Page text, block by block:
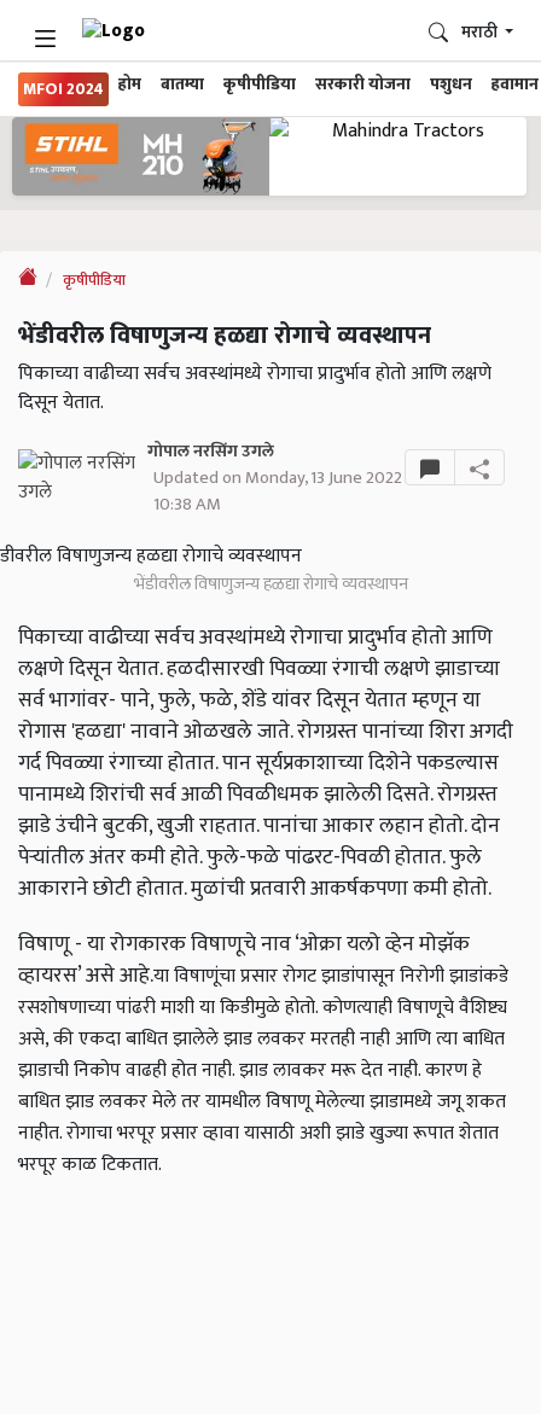
MFOI 2024 होम बातम्या कृषीपीडिया सरकारी योजना पशुधन हवामान
मराठी
कृषीपीडिया
भेंडीवरील विषाणुजन्य हळद्या रोगाचे व्यवस्थापन
पिकाच्या वाढीच्या सर्वच अवस्थांमध्ये रोगाचा प्रादुर्भाव होतो आणि लक्षणे
दिसून येतात.
गोपाल नरसिंग उगले
Updated on Monday, 13 June 2022
10:38 AM
भेंडीवरील विषाणुजन्य हळद्या रोगाचे व्यवस्थापन
पिकाच्या वाढीच्या सर्वच अवस्थांमध्ये रोगाचा प्रादुर्भाव होतो आणि
लक्षणे दिसून येतात. हळदीसारखी पिवळ्या रंगाची लक्षणे झाडाच्या
सर्व भागांवर- पाने, फुले, फळे, शेंडे यांवर दिसून येतात म्हणून या
रोगास 'हळद्या' नावाने ओळखले जाते. रोगग्रस्त पानांच्या शिरा अगदी
गर्द पिवळ्या रंगाच्या होतात. पान सूर्यप्रकाशाच्या दिशेने पकडल्यास
पानामध्ये शिरांची सर्व आळी पिवळीधमक झालेली दिसते. रोगग्रस्त
झाडे उंचीने बुटकी, खुजी राहतात. पानांचा आकार लहान होतो. दोन
पेर्‍यांतील अंतर कमी होते. फुले-फळे पांढरट-पिवळी होतात. फुले
आकाराने छोटी होतात. मुळांची प्रतवारी आकर्षकपणा कमी होतो.
विषाणू - या रोगकारक विषाणूचे नाव ‘ओक्रा यलो व्हेन मोझॅक
व्हायरस’ असे आहे.या विषाणूंचा प्रसार रोगट झाडांपासून निरोगी झाडांकडे
रसशोषणाच्या पांढरी माशी या किडीमुळे होतो. कोणत्याही विषाणूचे वैशिष्ट्य
असे, की एकदा बाधित झालेले झाड लवकर मरतही नाही आणि त्या बाधित
झाडाची निकोप वाढही होत नाही. झाड लावकर मरू देत नाही. कारण हे
बाधित झाड लवकर मेले तर यामधील विषाणू मेलेल्या झाडामध्ये जगू शकत
नाहीत. रोगाचा भरपूर प्रसार व्हावा यासाठी अशी झाडे खुज्या रूपात शेतात
भरपूर काळ टिकतात.